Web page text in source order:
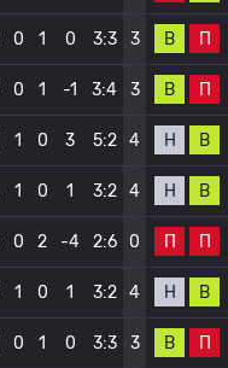
0 1 0 3:3 3 В П
0 1 -1 3:4 3 В П
1 0 3 5:2 4 Н В
1 0 1 3:2 4 Н В
0 2 -4 2:6 0 П П
1 0 1 3:2 4 Н В
0 1 0 3:3 3 В П